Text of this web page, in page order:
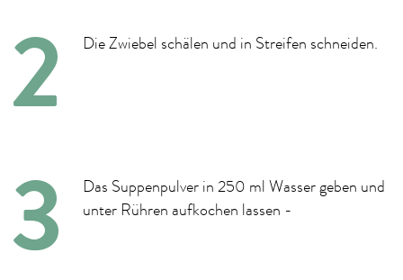
Die Zwiebel schälen und in Streifen schneiden.
Das Suppenpulver in 250 ml Wasser geben und
unter Rühren aufkochen lassen -